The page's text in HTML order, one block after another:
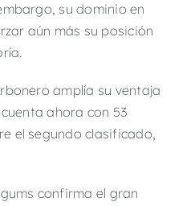
su dominio en
aún más su posición
amplía su ventaja
ahora con 53
el segundo clasificado,
confirma el gran